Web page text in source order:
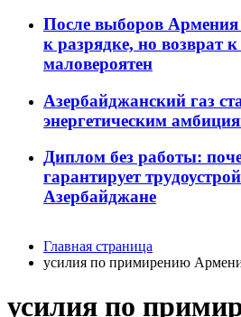
После выборов
к разрядке, но возврат
маловероятен
Азербайджанский газ
энергетическим
Диплом без работы:
гарантирует
Азербайджане
Главная страница
усилия по примирению
усилия по